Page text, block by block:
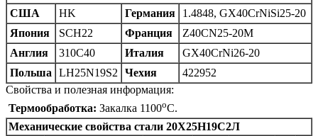
США
HK Германия
1.4848, GX40CrNiSi25-20
Япония
SCH22 Франция
Z40CN25-20M
Англия
310C40 Италия
GX40CrNi26-20
Польша
LH25N19S2 Чехия
422952
Свойства и полезная информация:
Термообработка: Закалка 1100oC.
Механические свойства стали 20Х25Н19С2Л